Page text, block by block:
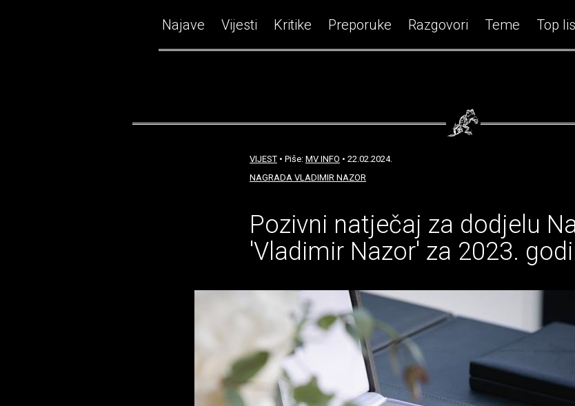
Najave Vijesti Kritike Preporuke Razgovori Teme Top
VIJEST • Piše: MV INFO • 22.02.2024.
NAGRADA VLADIMIR NAZOR
Pozivni natječaj za dodjelu
'Vladimir Nazor' za 2023.